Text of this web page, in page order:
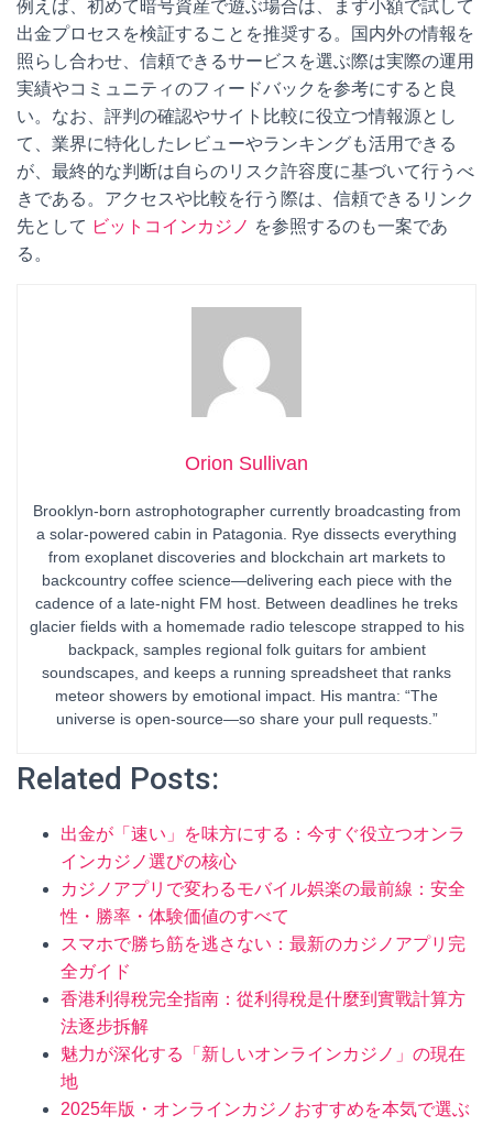
例えば、初めて暗号資産で遊ぶ場合は、まず小額で試して
出金プロセスを検証することを推奨する。国内外の情報を
照らし合わせ、信頼できるサービスを選ぶ際は実際の運用
実績やコミュニティのフィードバックを参考にすると良
い。なお、評判の確認やサイト比較に役立つ情報源とし
て、業界に特化したレビューやランキングも活用できる
が、最終的な判断は自らのリスク許容度に基づいて行うべ
きである。アクセスや比較を行う際は、信頼できるリンク
先として ビットコインカジノ を参照するのも一案であ
る。
Orion Sullivan
Brooklyn-born astrophotographer currently broadcasting from
a solar-powered cabin in Patagonia. Rye dissects everything
from exoplanet discoveries and blockchain art markets to
backcountry coffee science—delivering each piece with the
cadence of a late-night FM host. Between deadlines he treks
glacier fields with a homemade radio telescope strapped to his
backpack, samples regional folk guitars for ambient
soundscapes, and keeps a running spreadsheet that ranks
meteor showers by emotional impact. His mantra: “The
universe is open-source—so share your pull requests.”
Related Posts:
出金が「速い」を味方にする：今すぐ役立つオンラ
インカジノ選びの核心
カジノアプリで変わるモバイル娯楽の最前線：安全
性・勝率・体験価値のすべて
スマホで勝ち筋を逃さない：最新のカジノアプリ完
全ガイド
香港利得稅完全指南：從利得稅是什麼到實戰計算方
法逐步拆解
魅力が深化する「新しいオンラインカジノ」の現在
地
2025年版・オンラインカジノおすすめを本気で選ぶ